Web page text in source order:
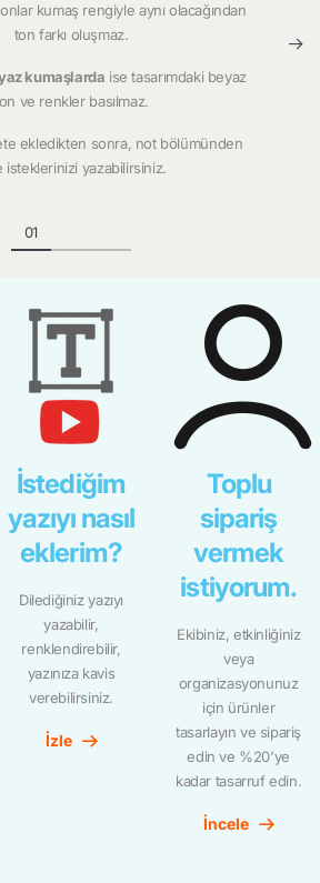
kumaş rengiyle aynı olacağından
ton farkı oluşmaz.
kumaşlarda ise tasarımdaki beyaz
ve renkler basılmaz.
ekledikten sonra, not bölümünden
isteklerinizi yazabilirsiniz.
İstediğim
yazıyı nasıl
eklerim?
Dilediğiniz yazıyı
yazabilir,
renklendirebilir,
yazınıza kavis
verebilirsiniz.
İzle
Toplu
sipariş
vermek
istiyorum.
Ekibiniz, etkinliğiniz
veya
organizasyonunuz
için ürünler
tasarlayın ve sipariş
edin ve %20'ye
kadar tasarruf edin.
İncele